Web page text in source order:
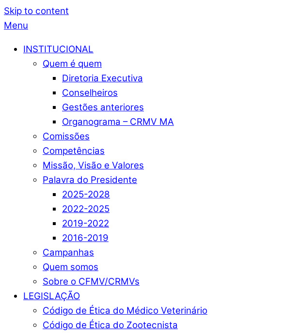
Skip to content
Menu
INSTITUCIONAL
Quem é quem
Diretoria Executiva
Conselheiros
Gestões anteriores
Organograma – CRMV MA
Comissões
Competências
Missão, Visão e Valores
Palavra do Presidente
2025-2028
2022-2025
2019-2022
2016-2019
Campanhas
Quem somos
Sobre o CFMV/CRMVs
LEGISLAÇÃO
Código de Ética do Médico Veterinário
Código de Ética do Zootecnista